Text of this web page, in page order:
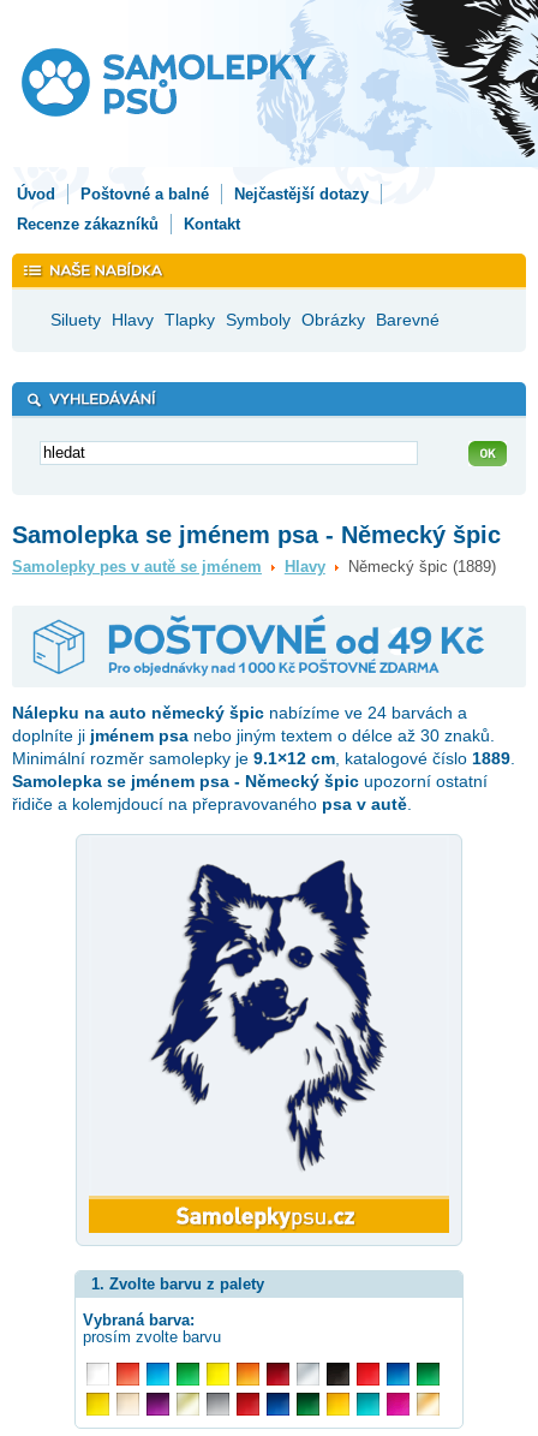
Úvod Poštovné a balné
Nejčastější dotazy
Recenze zákazníků
Kontakt
Siluety Hlavy Tlapky Symboly Obrázky Barevné
Samolepka se jménem psa - Německý špic
Samolepky pes v autě se jménem Hlavy Německý špic (1889)
Nálepku na auto německý špic nabízíme ve 24 barvách a
doplníte ji jménem psa nebo jiným textem o délce až 30 znaků.
Minimální rozměr samolepky je 9.1×12 cm , katalogové číslo 1889
Samolepka se jménem psa - Německý špic upozorní ostatní
řidiče a kolemjdoucí na přepravovaného psa v autě
1. Zvolte barvu z palety
Vybraná barva:
prosím zvolte barvu